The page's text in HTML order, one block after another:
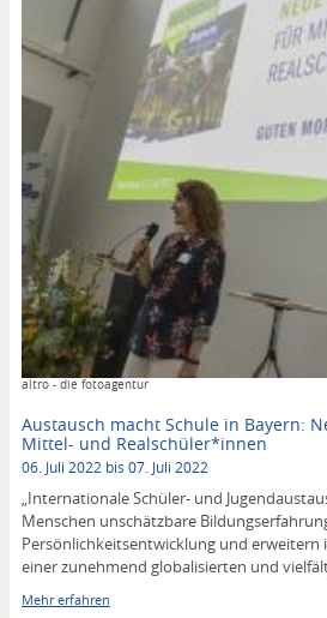
Copyright
altro - die fotoagentur
Austausch macht Schule in Bayern:
Mittel- und Realschüler*innen
06. Juli 2022 bis 07. Juli 2022
„Internationale Schüler- und
Menschen unschätzbare
Persönlichkeitsentwicklung und erweitern
einer zunehmend globalisierten und
Mehr erfahren